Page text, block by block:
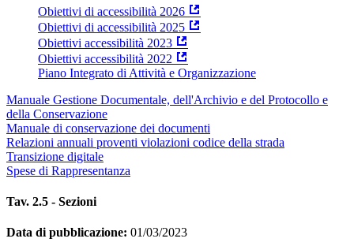
Obiettivi di accessibilità 2026
Obiettivi di accessibilità 2025
Obiettivi accessibilità 2023
Obiettivi accessibilità 2022
Piano Integrato di Attività e Organizzazione
Manuale Gestione Documentale, dell'Archivio e del Protocollo e
della Conservazione
Manuale di conservazione dei documenti
Relazioni annuali proventi violazioni codice della strada
Transizione digitale
Spese di Rappresentanza
Tav. 2.5 - Sezioni
Data di pubblicazione: 01/03/2023